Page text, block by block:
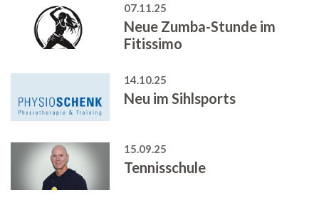
07.11.25
Neue Zumba-Stunde im
Fitissimo
14.10.25
Neu im Sihlsports
15.09.25
Tennisschule